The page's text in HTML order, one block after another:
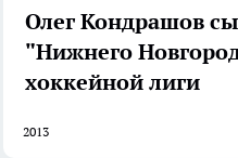
Олег Кондрашов
"Нижнего
хоккейной лиги
2013